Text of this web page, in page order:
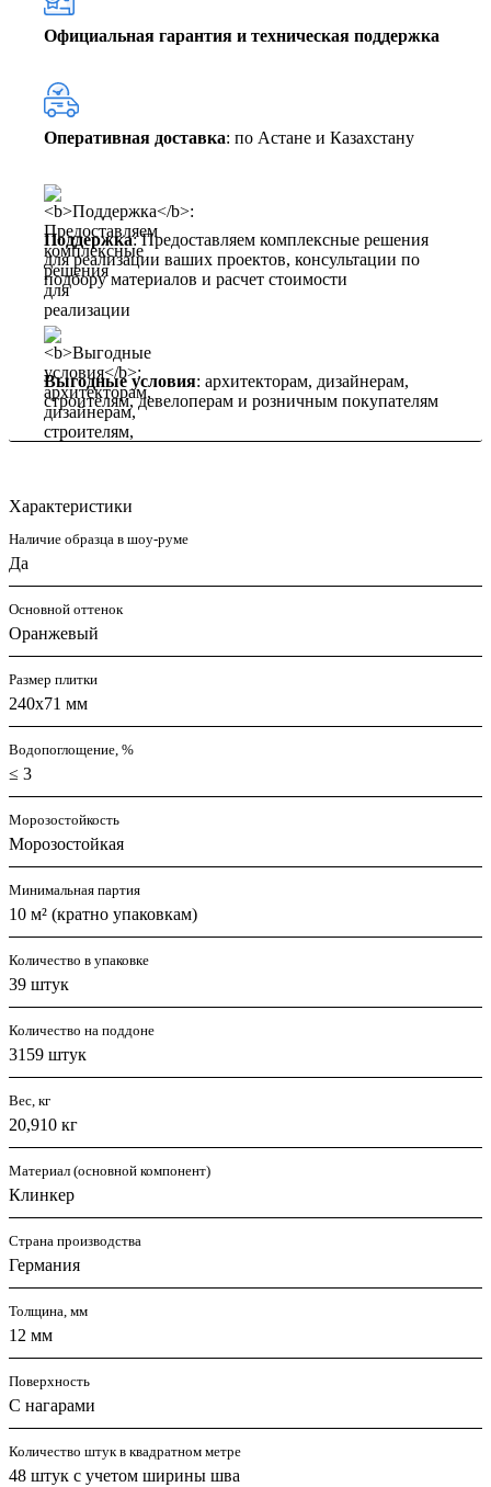
Официальная гарантия и техническая поддержка
Оперативная доставка: по Астане и Казахстану
Поддержка: Предоставляем комплексные решения
для реализации ваших проектов, консультации по
подбору материалов и расчет стоимости
Выгодные условия: архитекторам, дизайнерам,
строителям, девелоперам и розничным покупателям
Характеристики
Наличие образца в шоу-руме
Да
Основной оттенок
Оранжевый
Размер плитки
240x71 мм
Водопоглощение, %
≤ 3
Морозостойкость
Морозостойкая
Минимальная партия
10 м² (кратно упаковкам)
Количество в упаковке
39 штук
Количество на поддоне
3159 штук
Вес, кг
20,910 кг
Материал (основной компонент)
Клинкер
Страна производства
Германия
Толщина, мм
12 мм
Поверхность
С нагарами
Количество штук в квадратном метре
48 штук с учетом ширины шва